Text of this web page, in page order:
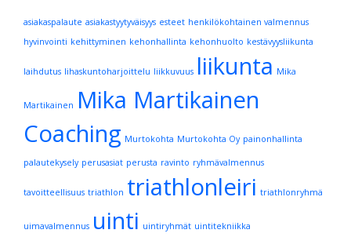
asiakaspalaute asiakastyytyväisyys esteet henkilökohtainen valmennus
hyvinvointi kehittyminen kehonhallinta kehonhuolto kestävyysliikunta
laihdutus lihaskuntoharjoittelu liikkuvuus liikunta Mika
Martikainen Mika Martikainen
Coaching Murtokohta Murtokohta Oy painonhallinta
palautekysely perusasiat perusta ravinto ryhmävalmennus
tavoitteellisuus triathlon triathlonleiri triathlonryhmä
uimavalmennus uinti uintiryhmät uintitekniikka